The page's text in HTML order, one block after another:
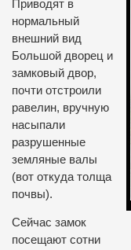
Приводят в
нормальный
внешний вид
Большой дворец и
замковый двор,
почти отстроили
равелин, вручную
насыпали
разрушенные
земляные валы
(вот откуда толща
почвы).
Сейчас замок
посещают сотни